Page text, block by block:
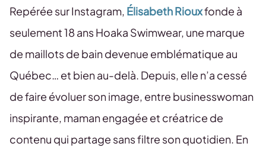
Repérée sur Instagram, Élisabeth Riouxfonde à
seulement 18 ans Hoaka Swimwear, une marque
de maillots de bain devenue emblématique au
Québec… et bien au-delà. Depuis, elle n’a cessé
de faire évoluer son image, entre businesswoman
inspirante, maman engagée et créatrice de
contenu qui partage sans filtre son quotidien. En